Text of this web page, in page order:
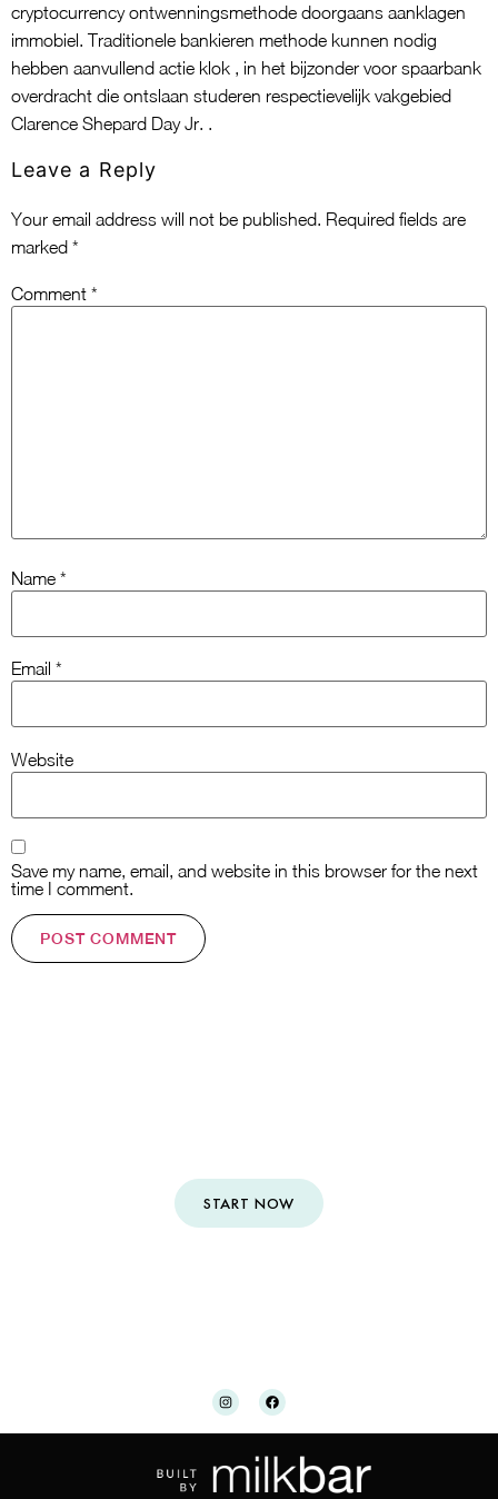
cryptocurrency ontwenningsmethode doorgaans aanklagen
immobiel. Traditionele bankieren methode kunnen nodig
hebben aanvullend actie klok , in het bijzonder voor spaarbank
overdracht die ontslaan studeren respectievelijk vakgebied
Clarence Shepard Day Jr. .
Leave a Reply
Your email address will not be published. Required fields are
marked *
Comment *
Name *
Email *
Website
Save my name, email, and website in this browser for the next
time I comment.
START NOW